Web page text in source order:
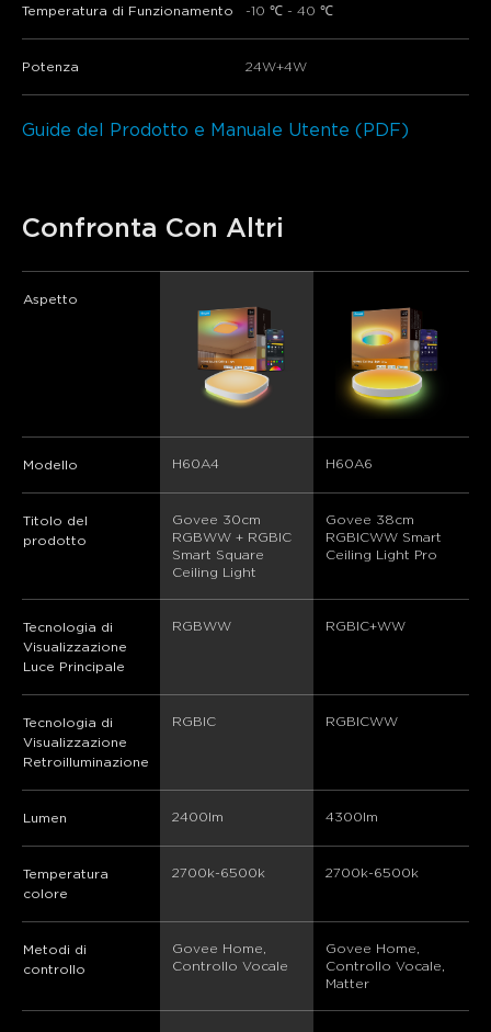
Temperatura di Funzionamento -10 ℃ - 40 ℃
Potenza 24W+4W
Guide del Prodotto e Manuale Utente (PDF)
Confronta Con Altri
Aspetto
Modello H60A4 H60A6
Titolo del
prodotto
Govee 30cm
RGBWW + RGBIC
Smart Square
Ceiling Light
Govee 38cm
RGBICWW Smart
Ceiling Light Pro
Tecnologia di
Visualizzazione
Luce Principale
RGBWW RGBIC+WW
Tecnologia di
Visualizzazione
Retroilluminazione
RGBIC RGBICWW
Lumen 2400lm 4300lm
Temperatura
colore
2700k-6500k 2700k-6500k
Metodi di
controllo
Govee Home,
Controllo Vocale
Govee Home,
Controllo Vocale,
Matter